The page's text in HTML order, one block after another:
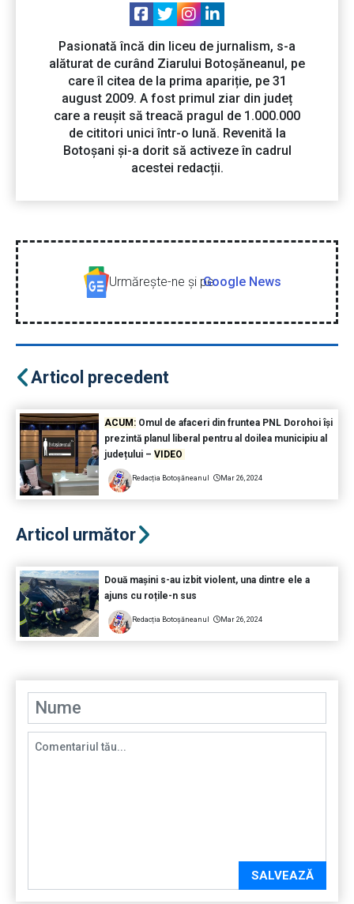
Pasionată încă din liceu de jurnalism, s-a
alăturat de curând Ziarului Botoșăneanul, pe
care îl citea de la prima apariție, pe 31
august 2009. A fost primul ziar din județ
care a reușit să treacă pragul de 1.000.000
de cititori unici într-o lună. Revenită la
Botoșani și-a dorit să activeze în cadrul
acestei redacții.
Urmăreşte-ne şi peGoogle News
Articol precedent
ACUM:Omul de afaceri din fruntea PNL Dorohoi își
prezintă planul liberal pentru al doilea municipiu al
județului – VIDEO
Redacția Botoșăneanul Mar 26, 2024
Articol următor
Două mașini s-au izbit violent, una dintre ele a
ajuns cu roțile-n sus
Redacția Botoșăneanul Mar 26, 2024
SALVEAZĂ